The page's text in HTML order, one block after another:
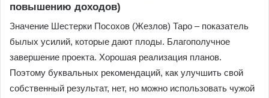
повышению доходов)
Значение Шестерки Посохов (Жезлов) Таро – показатель
былых усилий, которые дают плоды. Благополучное
завершение проекта. Хорошая реализация планов.
Поэтому буквальных рекомендаций, как улучшить свой
собственный результат, нет, но можно использовать чужой